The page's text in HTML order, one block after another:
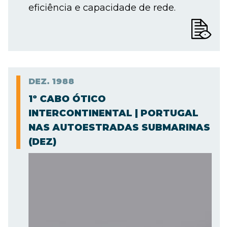
eficiência e capacidade de rede.
DEZ. 1988
1º CABO ÓTICO
INTERCONTINENTAL | PORTUGAL
NAS AUTOESTRADAS SUBMARINAS
(DEZ)